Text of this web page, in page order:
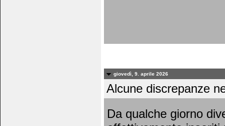
giovedì, 9. aprile 2026
Alcune discrepanze
Da qualche giorno